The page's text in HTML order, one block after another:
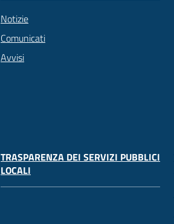
Notizie
Comunicati
Avvisi
TRASPARENZA DEI SERVIZI PUBBLICI
LOCALI